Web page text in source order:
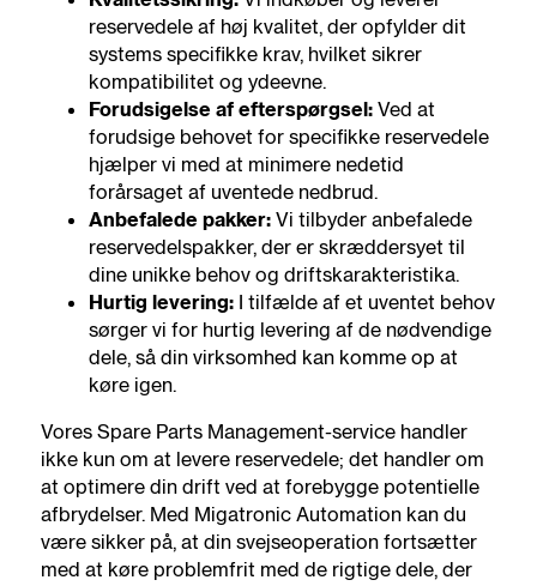
reservedele af høj kvalitet, der opfylder dit
systems specifikke krav, hvilket sikrer
kompatibilitet og ydeevne.
Forudsigelse af efterspørgsel:Ved at
forudsige behovet for specifikke reservedele
hjælper vi med at minimere nedetid
forårsaget af uventede nedbrud.
Anbefalede pakker:Vi tilbyder anbefalede
reservedelspakker, der er skræddersyet til
dine unikke behov og driftskarakteristika.
Hurtig levering:I tilfælde af et uventet behov
sørger vi for hurtig levering af de nødvendige
dele, så din virksomhed kan komme op at
køre igen.
Vores Spare Parts Management-service handler
ikke kun om at levere reservedele; det handler om
at optimere din drift ved at forebygge potentielle
afbrydelser. Med Migatronic Automation kan du
være sikker på, at din svejseoperation fortsætter
med at køre problemfrit med de rigtige dele, der